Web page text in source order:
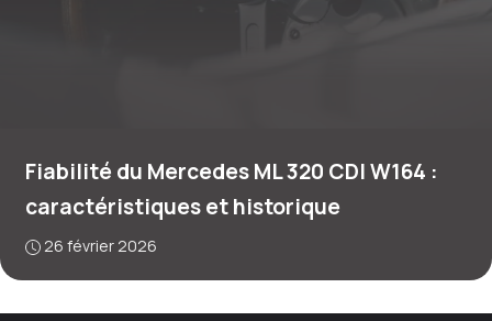
Fiabilité du Mercedes ML 320 CDI W164 :
caractéristiques et historique
26 février 2026